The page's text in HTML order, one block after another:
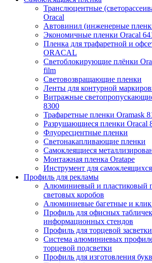
Транслюцентные
Oracal
Автовинил (инженерные
Экономичные пленки Oracal
Пленка для трафаретной и
ORACAL
Светоблокирующие плёнки
film
Световозвращающие пленки
Ленты для контурной
Витражные
8300
Трафаретные пленки Oramask
Разрушающиеся пленки Oracal
Флуоресцентные пленки
Светонакапливающие пленки
Самоклеящиеся
Монтажная пленка Oratape
Инструмент для
Профиль для рекламы
Алюминиевый и пластиковый
световых коробов
Алюминиевые багетные и
Профиль для офисных
информационных стендов
Профиль для торцевой
Система алюминиевых
торцевой подсветки
Профиль для изготовления